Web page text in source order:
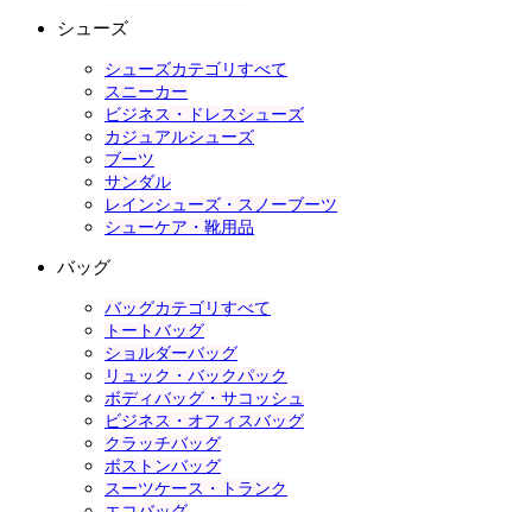
シューズ
シューズカテゴリすべて
スニーカー
ビジネス・ドレスシューズ
カジュアルシューズ
ブーツ
サンダル
レインシューズ・スノーブーツ
シューケア・靴用品
バッグ
バッグカテゴリすべて
トートバッグ
ショルダーバッグ
リュック・バックパック
ボディバッグ・サコッシュ
ビジネス・オフィスバッグ
クラッチバッグ
ボストンバッグ
スーツケース・トランク